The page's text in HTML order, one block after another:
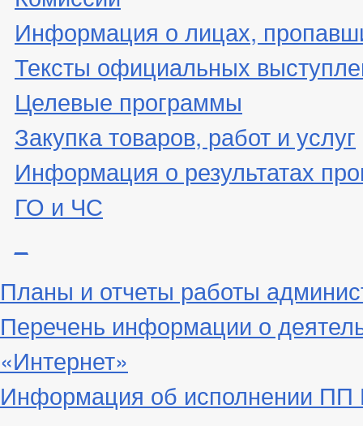
Информация о лицах,
Тексты официальных
Целевые программы
Закупка товаров, работ и услуг
Информация о результатах
ГО и ЧС
Планы и отчеты работы
Перечень информации о
«Интернет»
Информация об исполнении ПП